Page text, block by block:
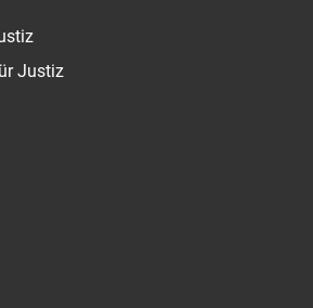
Justiz